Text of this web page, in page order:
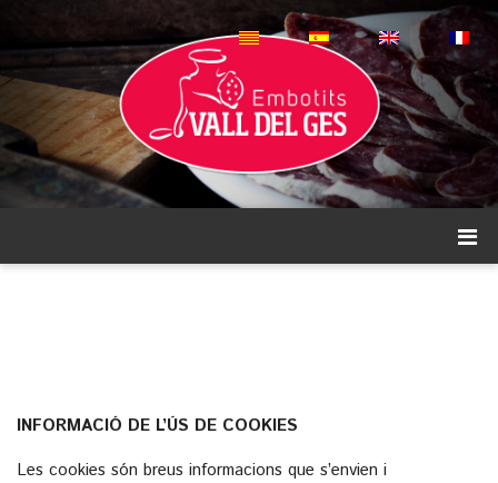
INFORMACIÓ DE L’ÚS DE COOKIES
Les cookies són breus informacions que s’envien i